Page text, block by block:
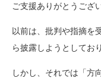
ご支援ありがとうござ
以前は、批判や指摘を
ら披露しようとしてお
しかし、それでは「方